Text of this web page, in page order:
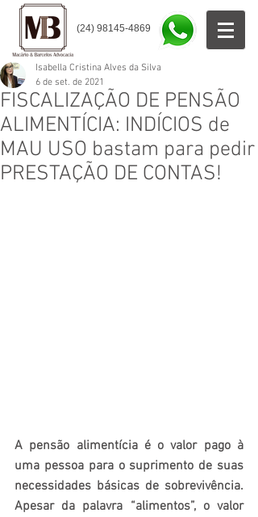
(24) 98145-4869
FISCALIZAÇÃO DE PENSÃO
ALIMENTÍCIA: INDÍCIOS de
MAU USO bastam para pedir
PRESTAÇÃO DE CONTAS!
Isabella Cristina Alves da Silva
6 de set. de 2021
A pensão alimentícia é o valor pago à
uma pessoa para o suprimento de suas
necessidades básicas de sobrevivência.
Apesar da palavra “alimentos”, o valor